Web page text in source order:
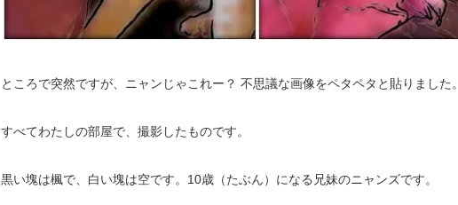
ところで突然ですが、ニャンじゃこれー？ 不思議な画像をペタペタと貼りました。
すべてわたしの部屋で、撮影したものです。
黒い塊は楓で、白い塊は空です。10歳（たぶん）になる兄妹のニャンズです。